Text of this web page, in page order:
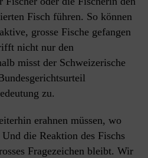
Fisch führen. So können
grosse Fische gefangen
nicht nur den
misst der Schweizerische
zu.
erahnen müssen, wo
die Reaktion des Fischs
Fragezeichen bleibt. Wir